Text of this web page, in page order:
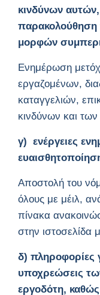
κινδύνων
παρακολούθηση
μορφών
Ενημέρωση
εργαζομένων,
καταγγελιών,
κινδύνων και
γ) ενέργειες
Αποστολή του
όλους με μέιλ,
πίνακα
στην ιστοσελίδα
δ) πληροφορίες
υποχρεώσεις
εργοδότη,